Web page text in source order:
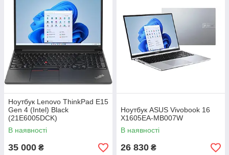
Ноутбук Lenovo ThinkPad E15
Gen 4 (Intel) Black
(21E6005DCK)
В наявності
35 000 ₴
Ноутбук ASUS Vivobook 16
X1605EA-MB007W
В наявності
26 830 ₴